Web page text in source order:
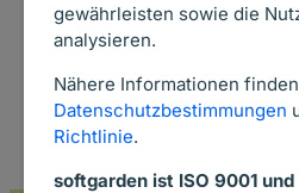
gewährleisten sowie die
analysieren.
Nähere Informationen
Datenschutzbestimmungen
Richtlinie.
softgarden ist ISO 9001 und
Weiterlesen ->